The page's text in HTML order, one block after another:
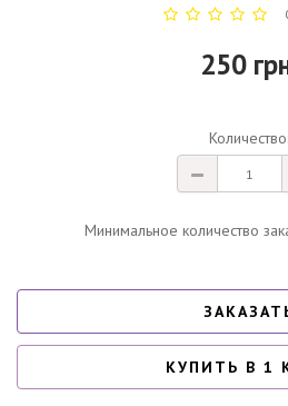
250
Количество:
Минимальное количество
КУПИТЬ В 1